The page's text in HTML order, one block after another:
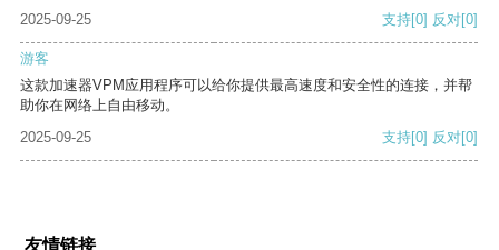
2025-09-25 支持[0] 反对[0]
游客
这款加速器VPM应用程序可以给你提供最高速度和安全性的连接，并帮
助你在网络上自由移动。
2025-09-25
支持[0] 反对[0]
友情链接